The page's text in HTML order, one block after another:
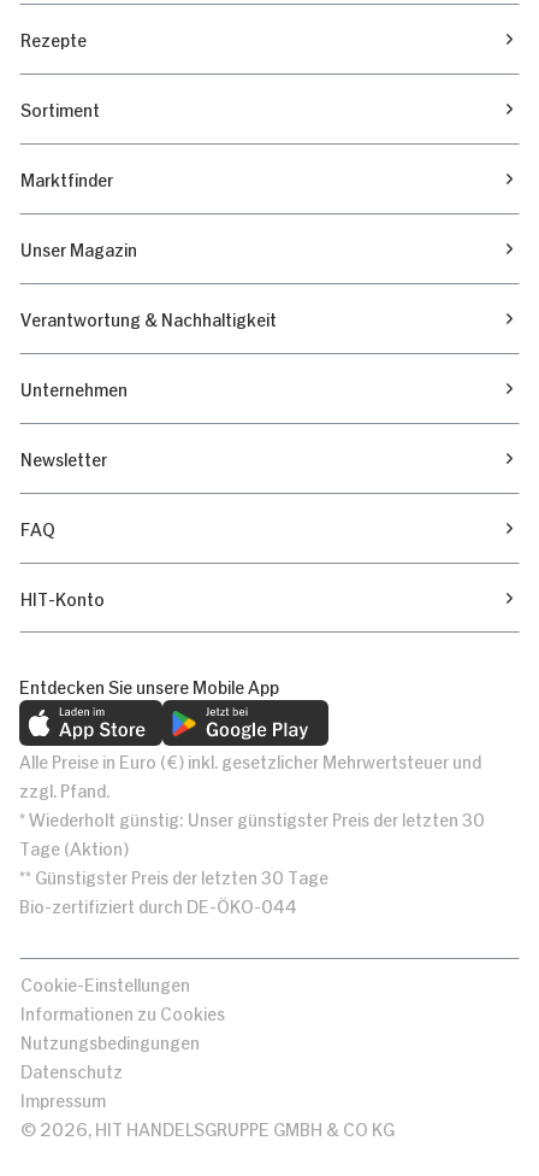
Rezepte
Sortiment
Marktfinder
Unser Magazin
Verantwortung & Nachhaltigkeit
Unternehmen
Newsletter
FAQ
HIT-Konto
Entdecken Sie unsere Mobile App
Alle Preise in Euro (€) inkl. gesetzlicher Mehrwertsteuer und
zzgl. Pfand.
* Wiederholt günstig: Unser günstigster Preis der letzten 30
Tage (Aktion)
** Günstigster Preis der letzten 30 Tage
Bio-zertifiziert durch DE-ÖKO-044
Cookie-Einstellungen
Informationen zu Cookies
Nutzungsbedingungen
Datenschutz
Impressum
© 2026, HIT HANDELSGRUPPE GMBH & CO KG